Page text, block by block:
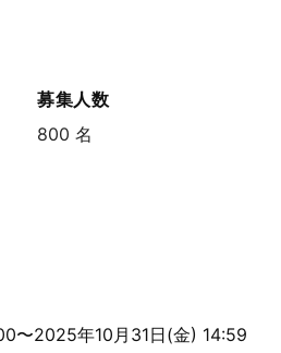
募集人数
800 名
〜2025年10月31日(金) 14:59